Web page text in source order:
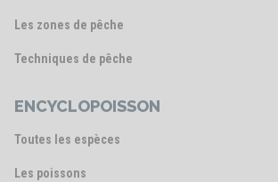
Les zones de pêche
Techniques de pêche
ENCYCLOPOISSON
Toutes les espèces
Les poissons